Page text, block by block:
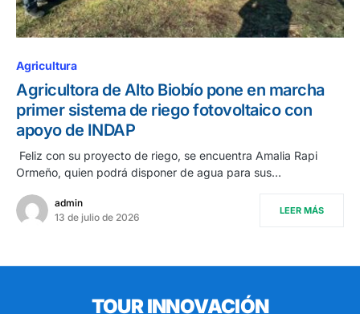
Agricultura
Agricultora de Alto Biobío pone en marcha
primer sistema de riego fotovoltaico con
apoyo de INDAP
Feliz con su proyecto de riego, se encuentra Amalia Rapi
Ormeño, quien podrá disponer de agua para sus…
admin
13 de julio de 2026
LEER MÁS
TOUR INNOVACIÓN